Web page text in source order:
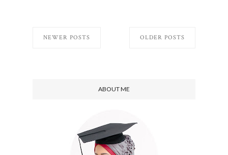
NEWER POSTS OLDER POSTS
ABOUT ME